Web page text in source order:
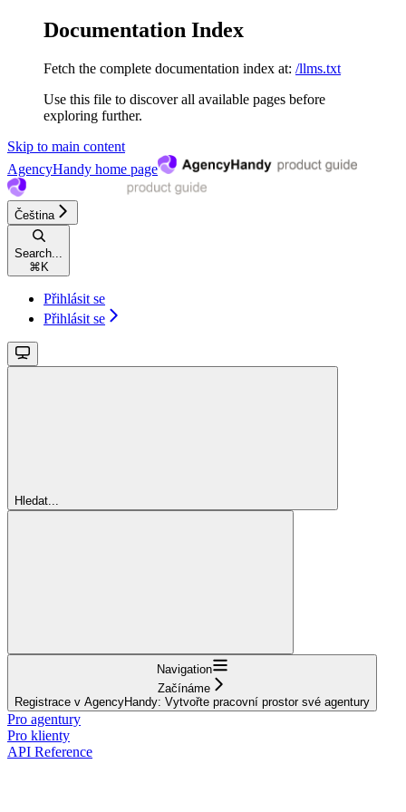
Documentation Index
Fetch the complete documentation index at: /llms.txt
Use this file to discover all available pages before
exploring further.
Skip to main content
AgencyHandy home page
Čeština
Search...
⌘ K
Přihlásit se
Přihlásit se
Hledat...
Navigation
Začínáme
Registrace v AgencyHandy: Vytvořte pracovní prostor své agentury
Pro agentury
Pro klienty
API Reference